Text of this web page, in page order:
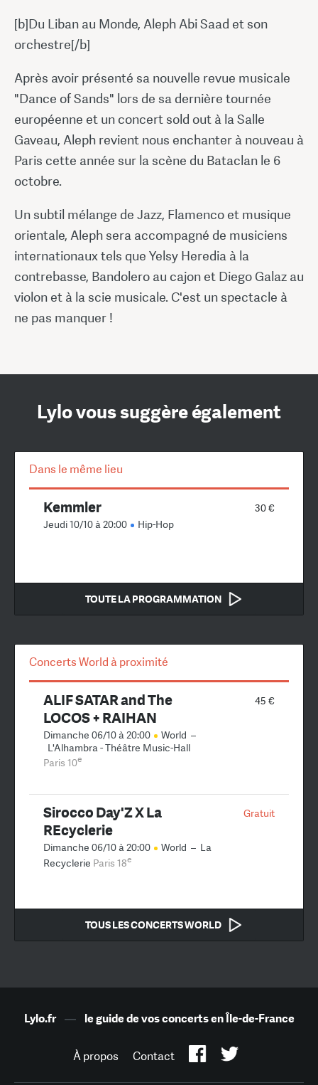
[b]Du Liban au Monde, Aleph Abi Saad et son
orchestre[/b]
Après avoir présenté sa nouvelle revue musicale
"Dance of Sands" lors de sa dernière tournée
européenne et un concert sold out à la Salle
Gaveau, Aleph revient nous enchanter à nouveau à
Paris cette année sur la scène du Bataclan le 6
octobre.
Un subtil mélange de Jazz, Flamenco et musique
orientale, Aleph sera accompagné de musiciens
internationaux tels que Yelsy Heredia à la
contrebasse, Bandolero au cajon et Diego Galaz au
violon et à la scie musicale. C'est un spectacle à
ne pas manquer !
Lylo vous suggère également
Dans le même lieu
30 €
Kemmler
Jeudi 10/10 à 20:00 Hip-Hop
TOUTE LA PROGRAMMATION
Concerts World à proximité
45 €
ALIF SATAR and The
LOCOS + RAIHAN
Dimanche 06/10 à 20:00 World –
L'Alhambra - Théâtre Music-Hall
Paris 10e
Gratuit
Sirocco Day'Z X La
REcyclerie
Dimanche 06/10 à 20:00 World – La
Recyclerie Paris 18e
TOUS LES CONCERTS WORLD
Lylo.fr— le guide de vos concerts en Île-de-France
À propos Contact